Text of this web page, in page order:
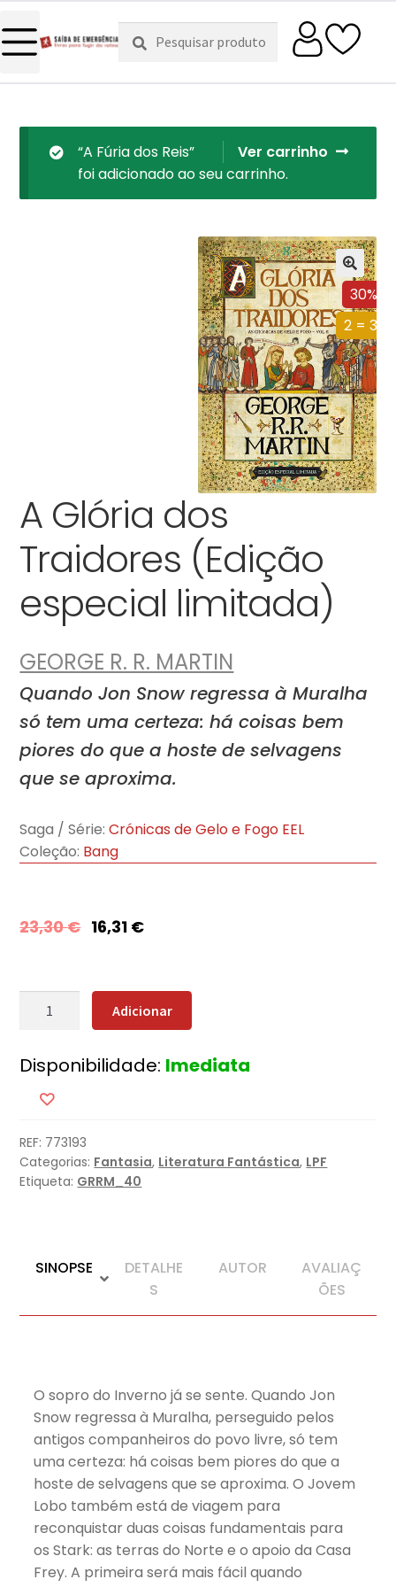
Pesquisar
por:
Pesquisa
Ver carrinho
“A Fúria dos Reis”
foi adicionado ao seu carrinho.
30%
2 = 3
A Glória dos
Traidores (Edição
especial limitada)
GEORGE R. R. MARTIN
Quando Jon Snow regressa à Muralha
só tem uma certeza: há coisas bem
piores do que a hoste de selvagens
que se aproxima.
Saga / Série: Crónicas de Gelo e Fogo EEL
Coleção: Bang
23,30€ 16,31 €
Quantidade
Glória
dos
Traidores
(Edição
especial
limitada)
Adicionar
Disponibilidade: Imediata
REF: 773193
Categorias: Fantasia, Literatura Fantástica, LPF
Etiqueta: GRRM_40
SINOPSE
DETALHE
S
AUTOR
AVALIAÇ
ÕES
O sopro do Inverno já se sente. Quando Jon
Snow regressa à Muralha, perseguido pelos
antigos companheiros do povo livre, só tem
uma certeza: há coisas bem piores do que a
hoste de selvagens que se aproxima. O Jovem
Lobo também está de viagem para
reconquistar duas coisas fundamentais para
os Stark: as terras do Norte e o apoio da Casa
Frey. A primeira será mais fácil quando